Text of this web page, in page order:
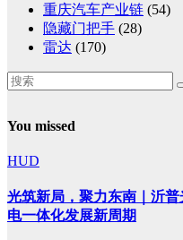
重庆汽车产业链 (54)
隐藏门把手 (28)
雷达 (170)
You missed
HUD
光筑新局，聚力东南｜沂
电一体化发展新周期